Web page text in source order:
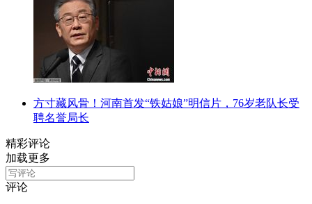
方寸藏风骨！河南首发“铁姑娘”明信片，76岁老队长受
聘名誉局长
精彩评论
加载更多
评论